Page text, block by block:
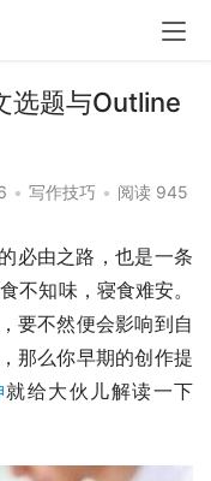
选题与Outline
• 写作技巧 • 阅读 945
必由之路，也是一条
不知味，寝食难安。
要不然便会影响到自
那么你早期的创作提
就给大伙儿解读一下